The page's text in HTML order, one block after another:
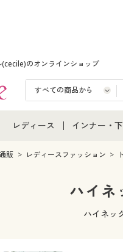
のオンラインショップ
レディース
レディース通販すべて
レディースファッション
インナー・
インナー・
女性下着
メンズ下着
販 レディースファッション
ハイネ
ハイネッ